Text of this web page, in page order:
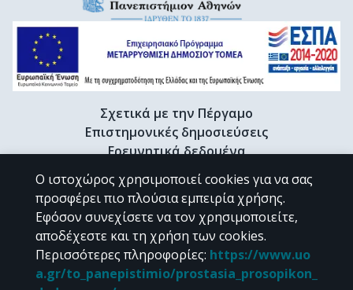
Σχετικά με την Πέργαμο
Επιστημονικές δημοσιεύσεις
Ερευνητικά δεδομένα
Διδακτορικές διατριβές & Γκρίζα βιβλιογραφία
Προφίλ Ερευνητή
CC BY-NC 4.0
Εκτός αν αναφέρεται διαφορετικά, το υλικό της "Περγάμου" διατίθεται
Ο ιστοχώρος χρησιμοποιεί cookies για να σας
προσφέρει πιο πλούσια εμπειρία χρήσης.
Εφόσον συνεχίσετε να τον χρησιμοποιείτε,
αποδέχεστε και τη χρήση των cookies.
Περισσότερες πληροφορίες: https://www.uo
a.gr/to_panepistimio/prostasia_prosopikon_